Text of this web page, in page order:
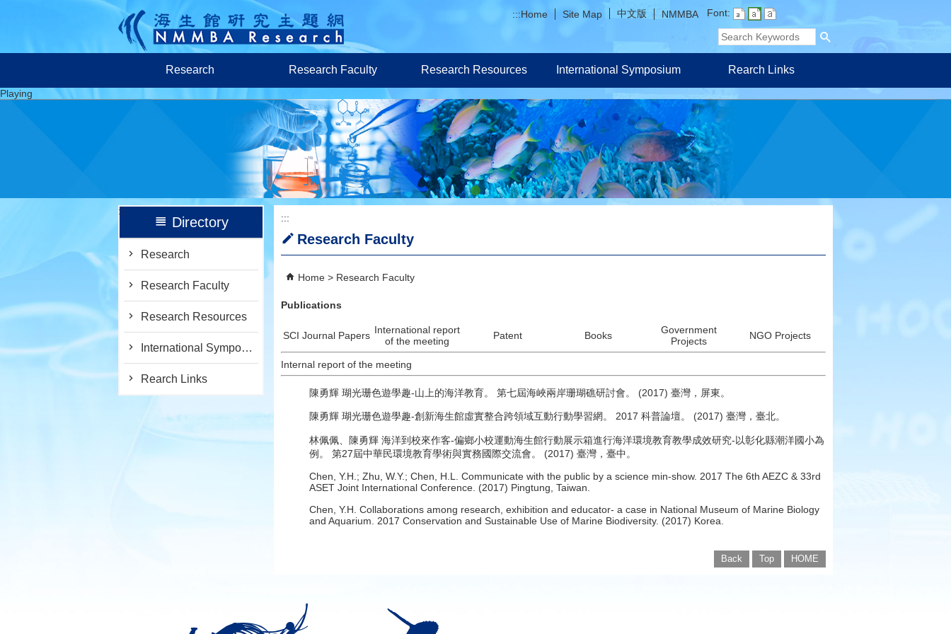
:::Home Site Map 中文版 NMMBA Font:
Research Research Faculty Research Resources International Symposium Rearch Links
Playing
:::
Directory
Research
Research Faculty
Research Resources
International Symposium
Rearch Links
:::
Research Faculty
Home Research Faculty
Publications
SCI Journal Papers International report
of the meeting
Patent Books
Government
Projects
NGO Projects
Internal report of the meeting
陳勇輝 瑚光珊色遊學趣-山上的海洋教育。 第七屆海峽兩岸珊瑚礁研討會。 (2017) 臺灣，屏東。
陳勇輝 瑚光珊色遊學趣-創新海生館虛實整合跨領域互動行動學習網。 2017 科普論壇。 (2017) 臺灣，臺北。
林佩佩、陳勇輝 海洋到校來作客-偏鄉小校運動海生館行動展示箱進行海洋環境教育教學成效研究-以彰化縣潮洋國小為
例。 第27屆中華民環境教育學術與實務國際交流會。 (2017) 臺灣，臺中。
Chen, Y.H.; Zhu, W.Y.; Chen, H.L. Communicate with the public by a science min-show. 2017 The 6th AEZC & 33rd
ASET Joint International Conference. (2017) Pingtung, Taiwan.
Chen, Y.H. Collaborations among research, exhibition and educator- a case in National Museum of Marine Biology
and Aquarium. 2017 Conservation and Sustainable Use of Marine Biodiversity. (2017) Korea.
Back Top HOME